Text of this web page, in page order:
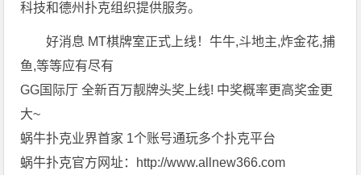
科技和德州扑克组织提供服务。
好消息 MT棋牌室正式上线！牛牛,斗地主,炸金花,捕
鱼,等等应有尽有
GG国际厅 全新百万靓牌头奖上线! 中奖概率更高奖金更
大~
蜗牛扑克业界首家 1个账号通玩多个扑克平台
蜗牛扑克官方网址：http://www.allnew366.com